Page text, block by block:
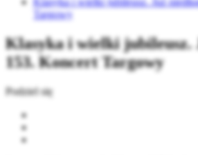
Targowy
Klasyka i wielki jubileusz.
153. Koncert Targowy
Podziel się